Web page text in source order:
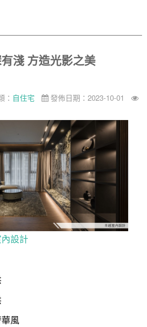
淺 方造光影之美
： 自住宅
發佈日期：2023-10-01
設計
風